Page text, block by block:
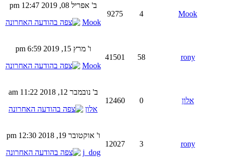
Mook
4
9275
ב' אפריל 08, 2019 12:47 pm
Mook
rony
58
41501
ו' מרץ 15, 2019 6:59 pm
Mook
אלון 0
12460
ב' נובמבר 12, 2018 11:22 am
אלון
rony
3
12027
ו' אוקטובר 19, 2018 12:30 pm
j_dog